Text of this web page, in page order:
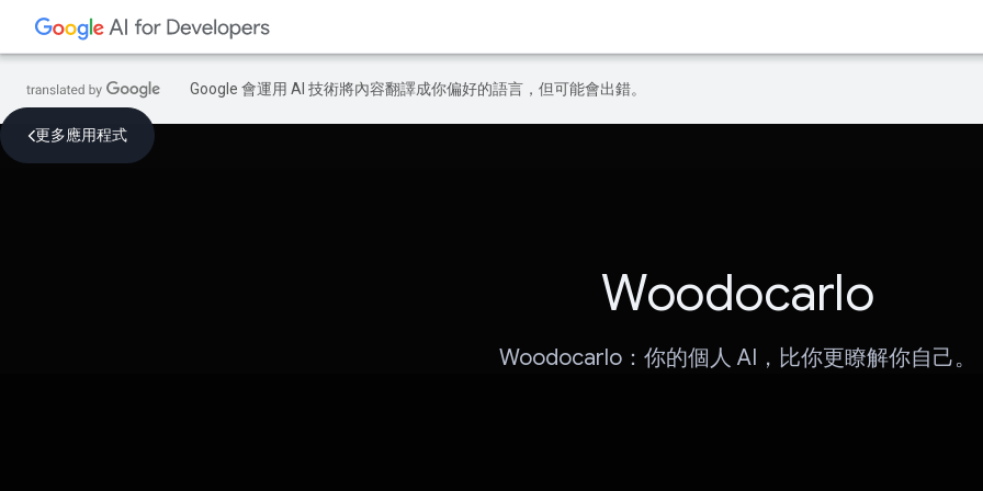
Google 會運用 AI 技術將內容翻譯成你偏好的語言，但可能會出錯。
更多應用程式
Woodocarlo
Woodocarlo：你的個人 AI，比你更瞭解你自己。